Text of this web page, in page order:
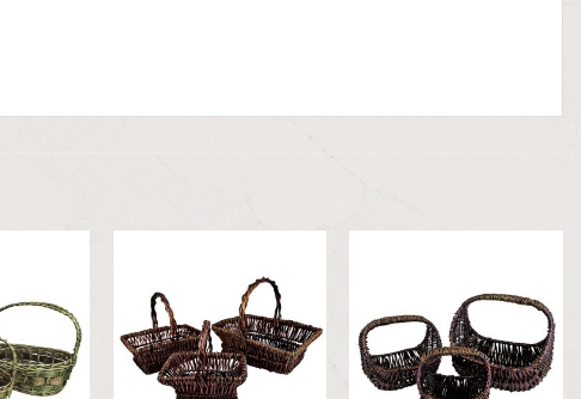
u
listu
želja
Dodaj
u
listu
Dodaj
u
listu
želja